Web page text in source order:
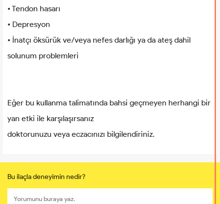
• Tendon hasarı
• Depresyon
• İnatçı öksürük ve/veya nefes darlığı ya da ateş dahil
solunum problemleri
Eğer bu kullanma talimatında bahsi geçmeyen herhangi bir
yan etki ile karşılaşırsanız
doktorunuzu veya eczacınızı bilgilendiriniz.
Bu ilaçla deneyimin nedir?